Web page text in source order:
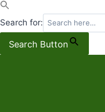
Search for:
Search Button